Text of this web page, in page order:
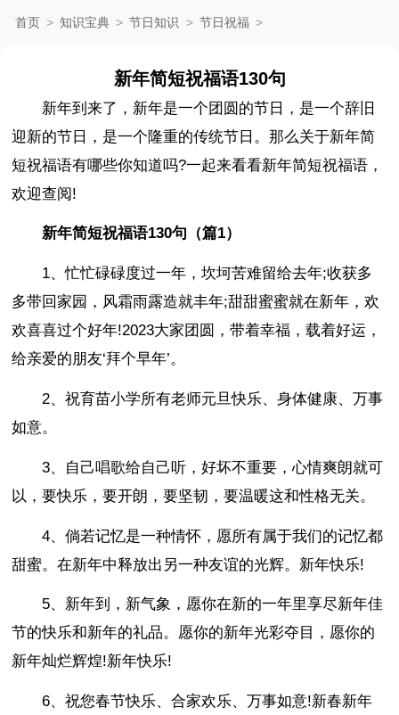
首页 > 知识宝典 > 节日知识 > 节日祝福 >
新年简短祝福语130句
新年到来了，新年是一个团圆的节日，是一个辞旧
迎新的节日，是一个隆重的传统节日。那么关于新年简
短祝福语有哪些你知道吗?一起来看看新年简短祝福语，
欢迎查阅!
新年简短祝福语130句（篇1）
1、忙忙碌碌度过一年，坎坷苦难留给去年;收获多
多带回家园，风霜雨露造就丰年;甜甜蜜蜜就在新年，欢
欢喜喜过个好年!2023大家团圆，带着幸福，载着好运，
给亲爱的朋友‘拜个早年’。
2、祝育苗小学所有老师元旦快乐、身体健康、万事
如意。
3、自己唱歌给自己听，好坏不重要，心情爽朗就可
以，要快乐，要开朗，要坚韧，要温暖这和性格无关。
4、倘若记忆是一种情怀，愿所有属于我们的记忆都
甜蜜。在新年中释放出另一种友谊的光辉。新年快乐!
5、新年到，新气象，愿你在新的一年里享尽新年佳
节的快乐和新年的礼品。愿你的新年光彩夺目，愿你的
新年灿烂辉煌!新年快乐!
6、祝您春节快乐、合家欢乐、万事如意!新春新年